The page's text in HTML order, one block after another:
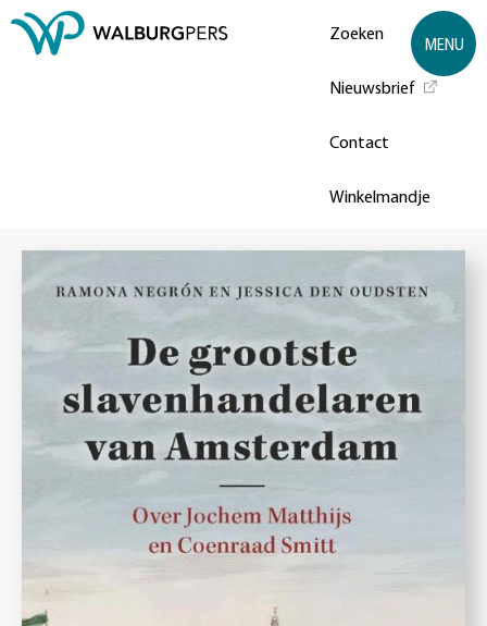
Zoeken
Nieuwsbrief
Contact
Winkelmandje
MENU